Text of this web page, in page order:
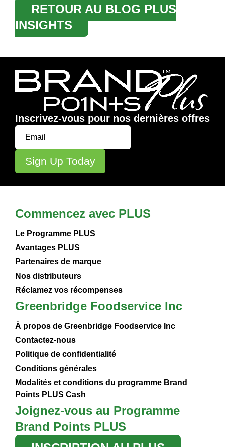
RETOUR AU BLOG PLUS
INSIGHTS
Inscrivez-vous pour nos dernières offres
Commencez avec PLUS
Le Programme PLUS
Avantages PLUS
Partenaires de marque
Nos distributeurs
Réclamez vos récompenses
Greenbridge Foodservice Inc
À propos de Greenbridge Foodservice Inc
Contactez-nous
Politique de confidentialité
Conditions générales
Modalités et conditions du programme Brand
Points PLUS Cash
Joignez-vous au Programme
Brand Points PLUS